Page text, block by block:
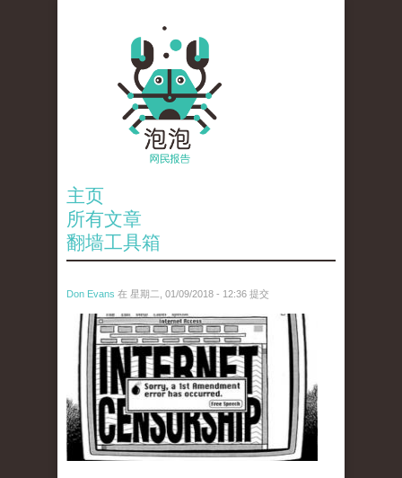
主页
所有文章
翻墙工具箱
Don Evans 在 星期二, 01/09/2018 - 12:36 提交
wechatimg866.jpeg